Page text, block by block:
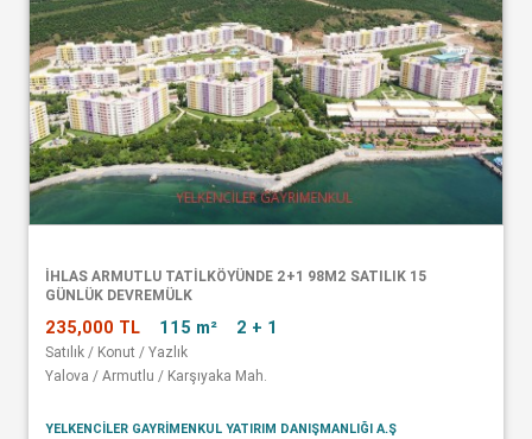
İHLAS ARMUTLU TATİLKÖYÜNDE 2+1 98M2 SATILIK 15
GÜNLÜK DEVREMÜLK
235,000 TL 115 m² 2 + 1
Satılık / Konut / Yazlık
Yalova / Armutlu / Karşıyaka Mah.
YELKENCİLER GAYRİMENKUL YATIRIM DANIŞMANLIĞI A.Ş